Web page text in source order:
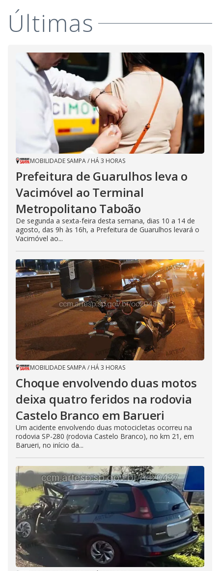
Últimas
MOBILIDADE SAMPA/ HÁ 3 HORAS
Prefeitura de Guarulhos leva o
Vacimóvel ao Terminal
Metropolitano Taboão
De segunda a sexta-feira desta semana, dias 10 a 14 de
agosto, das 9h às 16h, a Prefeitura de Guarulhos levará o
Vacimóvel ao...
MOBILIDADE SAMPA/ HÁ 3 HORAS
Choque envolvendo duas motos
deixa quatro feridos na rodovia
Castelo Branco em Barueri
Um acidente envolvendo duas motocicletas ocorreu na
rodovia SP-280 (rodovia Castelo Branco), no km 21, em
Barueri, no início da...